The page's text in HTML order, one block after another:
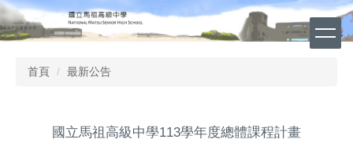
跳
到
主
首頁 最新公告
國立馬祖高級中學113學年度總體課程計畫